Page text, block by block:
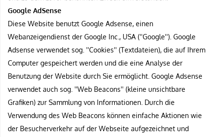
Google AdSense
Diese Website benutzt Google Adsense, einen
Webanzeigendienst der Google Inc., USA (''Google''). Google
Adsense verwendet sog. ''Cookies'' (Textdateien), die auf Ihrem
Computer gespeichert werden und die eine Analyse der
Benutzung der Website durch Sie ermöglicht. Google Adsense
verwendet auch sog. ''Web Beacons'' (kleine unsichtbare
Grafiken) zur Sammlung von Informationen. Durch die
Verwendung des Web Beacons können einfache Aktionen wie
der Besucherverkehr auf der Webseite aufgezeichnet und